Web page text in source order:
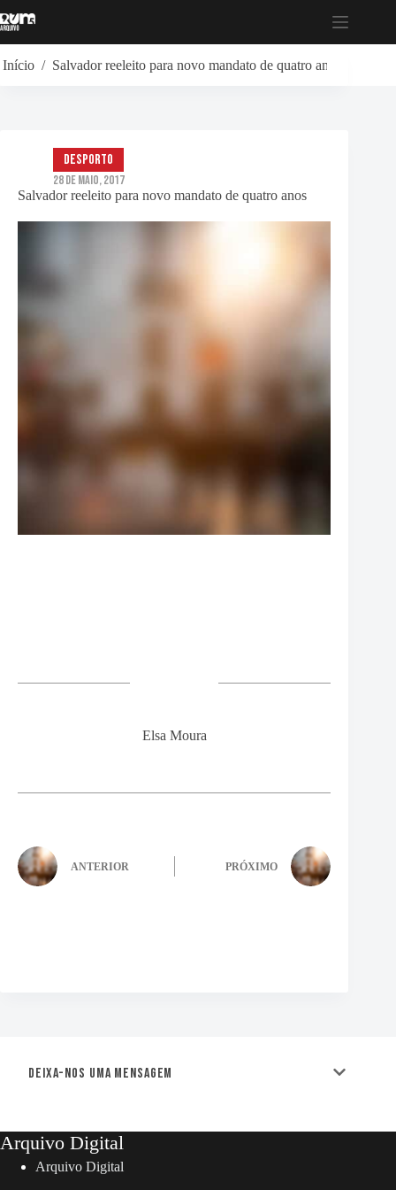
para
Início / Salvador reeleito para novo mandato de quatro anos
Salvador reeleito para novo mandato de quatro anos
Desporto
28 de Maio, 2017
Elsa Moura
ANTERIOR PRÓXIMO
Deixa-nos uma mensagem
Arquivo Digital
Arquivo Digital